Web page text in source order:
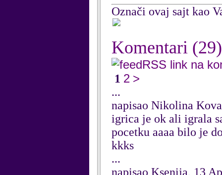
Označi ovaj sajt kao
Komentari (29)
RSS link na
1 2 >
...
napisao Nikolina
igrica je ok ali igrala
pocetku aaaa bilo je
kkks
...
napisao Ksenija, 13